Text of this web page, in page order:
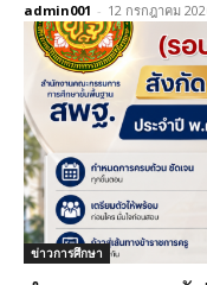
admin001 - 12 กรกฎาคม
ข่าวการศึกษา